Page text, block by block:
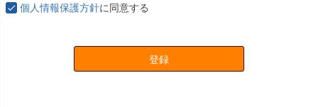
個人情報保護方針に同意する
登録